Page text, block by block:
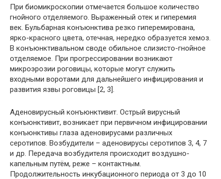
При биомикроскопии отмечается большое количество
гнойного отделяемого. Выраженный отек и гиперемия
век. Бульбарная конъюнктива резко гиперемирована,
ярко-красного цвета, отечная, нередко образуется хемоз.
В конъюнктивальном своде обильное слизисто-гнойное
отделяемое. При прогрессировании возникают
микроэрозии роговицы, которые могут служить
входными воротами для дальнейшего инфицирования и
развития язвы роговицы [2, 3].
Аденовирусный конъюнктивит. Острый вирусный
конъюнктивит, возникает при первичном инфицировании
конъюнктивы глаза аденовирусами различных
серотипов. Возбудители – аденовирусы серотипов 3, 4, 7
и др. Передача возбудителя происходит воздушно-
капельным путём, реже – контактным.
Продолжительность инкубационного периода от 3 до 10